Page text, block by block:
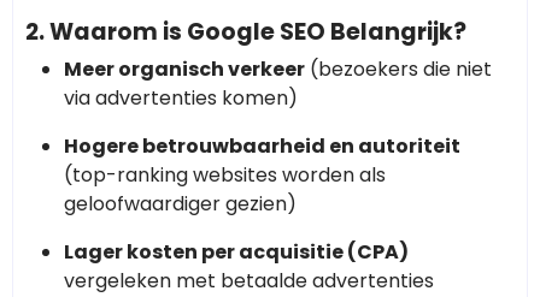
2. Waarom is Google SEO Belangrijk?
Meer organisch verkeer (bezoekers die niet
via advertenties komen)
Hogere betrouwbaarheid en autoriteit
(top-ranking websites worden als
geloofwaardiger gezien)
Lager kosten per acquisitie (CPA)
vergeleken met betaalde advertenties